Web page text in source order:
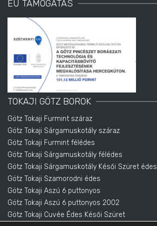
EU TÁMOGATÁS
TOKAJI GÖTZ BOROK
Götz Tokaji Furmint száraz
Götz Tokaji Sárgamuskotály száraz
Götz Tokaji Furmint félédes
Götz Tokaji Sárgamuskotály félédes
Götz Tokaji Sárgamuskotály Késői Szüret édes
Götz Tokaji Szamorodni édes
Götz Tokaji Aszú 6 puttonyos
Götz Tokaji Aszú 6 puttonyos 2002
Götz Tokaji Cuvée Édes Késői Szüret